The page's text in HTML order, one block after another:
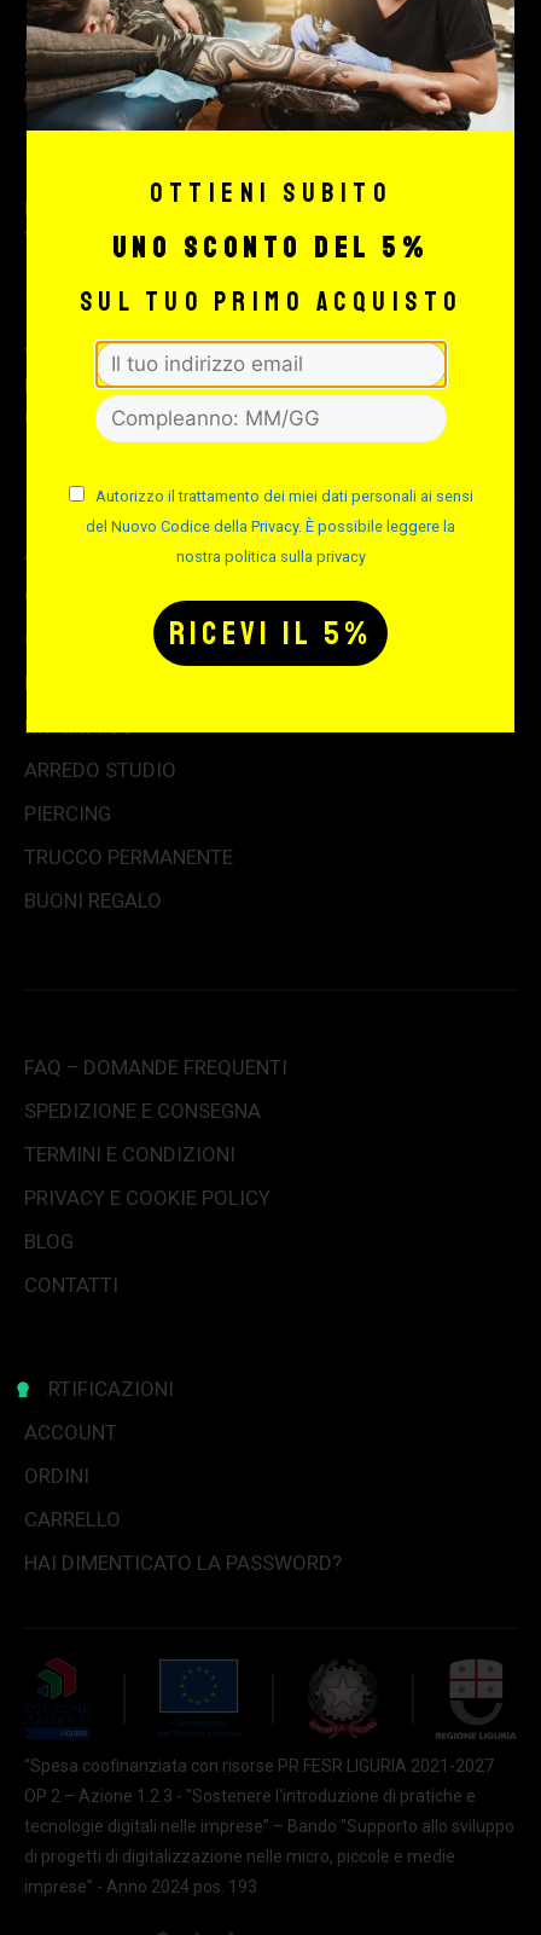
© 2026 Max Signorello Tattoo
supply srl.
All rights reserved.
P.IVA e C.F. e Reg. Imprese 02189670991
VAT number: IT02189670991
Via Albisola 31 – 16162 Genova GE
Per info e assistenza telefonica:
(+39) 010 714684
AGHI & GRIP
COLORI TATTOO
CONSUMABILE STUDIO
MACCHINETTE & ALIMENTATORI
KIT TATTOO
ARREDO STUDIO
PIERCING
TRUCCO PERMANENTE
BUONI REGALO
FAQ – DOMANDE FREQUENTI
SPEDIZIONE E CONSEGNA
TERMINI E CONDIZIONI
PRIVACY E COOKIE POLICY
BLOG
CONTATTI
CERTIFICAZIONI
ACCOUNT
ORDINI
CARRELLO
HAI DIMENTICATO LA PASSWORD?
“Spesa coofinanziata con risorse PR FESR LIGURIA 2021-2027
OP 2 – Azione 1.2.3 - "Sostenere l'introduzione di pratiche e
tecnologie digitali nelle imprese” – Bando “Supporto allo sviluppo
di progetti di digitalizzazione nelle micro, piccole e medie
imprese” - Anno 2024 pos. 193
Ottieni subito
uno sconto del 5%
sul tuo primo acquisto
Autorizzo il trattamento dei miei dati personali ai sensi
del Nuovo Codice della Privacy. È possibile leggere la
nostra politica sulla privacy